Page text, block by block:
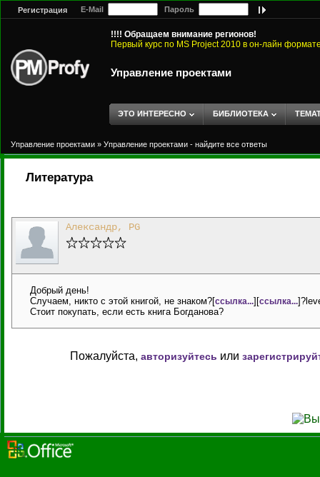
Регистрация E-Mail Пароль
!!!! Обращаем внимание регионов!
Первый курс по MS Project 2010 в он-лайн
Управление проектами
ЭТО ИНТЕРЕСНО БИБЛИОТЕКА
Управление проектами » Управление проектами - найдите все ответы
Литература
Александр, PG
Добрый день!
Случаем, никто с этой книгой, не знаком?[ссылка...][ссылка...
Стоит покупать, если есть книга Богданова?
Пожалуйста, авторизуйтесь или